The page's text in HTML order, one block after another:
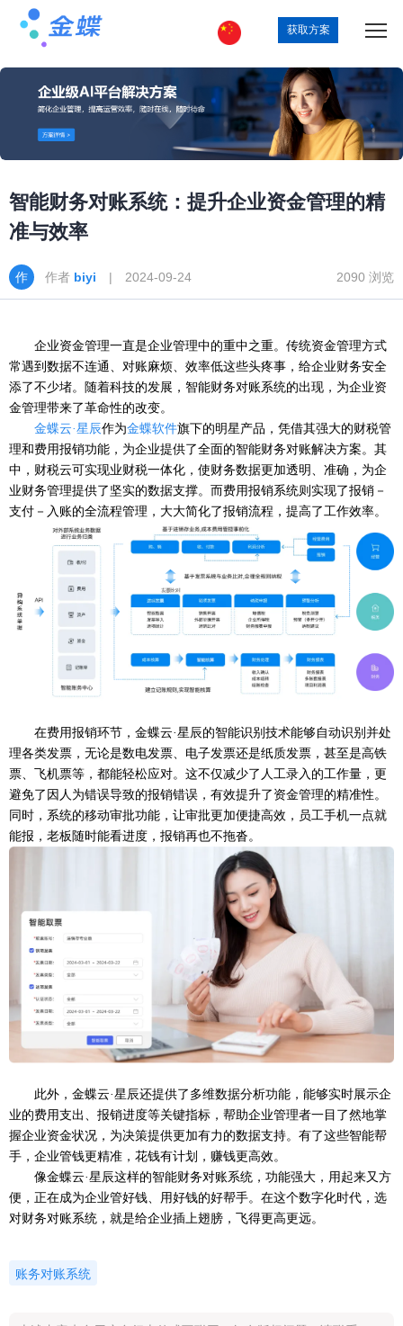
获取方案
智能财务对账系统：提升企业资金管理的精
准与效率
作者 biyi | 2024-09-24 2090 浏览
企业资金管理一直是企业管理中的重中之重。传统资金管理方式
常遇到数据不连通、对账麻烦、效率低这些头疼事，给企业财务安全
添了不少堵。随着科技的发展，智能财务对账系统的出现，为企业资
金管理带来了革命性的改变。
金蝶云·星辰作为金蝶软件旗下的明星产品，凭借其强大的财税管
理和费用报销功能，为企业提供了全面的智能财务对账解决方案。其
中，财税云可实现业财税一体化，使财务数据更加透明、准确，为企
业财务管理提供了坚实的数据支撑。而费用报销系统则实现了报销－
支付－入账的全流程管理，大大简化了报销流程，提高了工作效率。
在费用报销环节，金蝶云·星辰的智能识别技术能够自动识别并处
理各类发票，无论是数电发票、电子发票还是纸质发票，甚至是高铁
票、飞机票等，都能轻松应对。这不仅减少了人工录入的工作量，更
避免了因人为错误导致的报销错误，有效提升了资金管理的精准性。
同时，系统的移动审批功能，让审批更加便捷高效，员工手机一点就
能报，老板随时能看进度，报销再也不拖沓。
此外，金蝶云·星辰还提供了多维数据分析功能，能够实时展示企
业的费用支出、报销进度等关键指标，帮助企业管理者一目了然地掌
握企业资金状况，为决策提供更加有力的数据支持。有了这些智能帮
手，企业管钱更精准，花钱有计划，赚钱更高效。
像金蝶云·星辰这样的智能财务对账系统，功能强大，用起来又方
便，正在成为企业管好钱、用好钱的好帮手。在这个数字化时代，选
对财务对账系统，就是给企业插上翅膀，飞得更高更远。
账务对账系统